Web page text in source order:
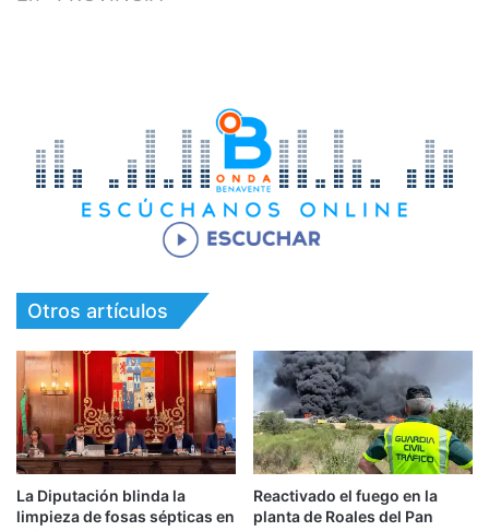
Otros artículos
La Diputación blinda la
limpieza de fosas sépticas en
Reactivado el fuego en la
planta de Roales del Pan